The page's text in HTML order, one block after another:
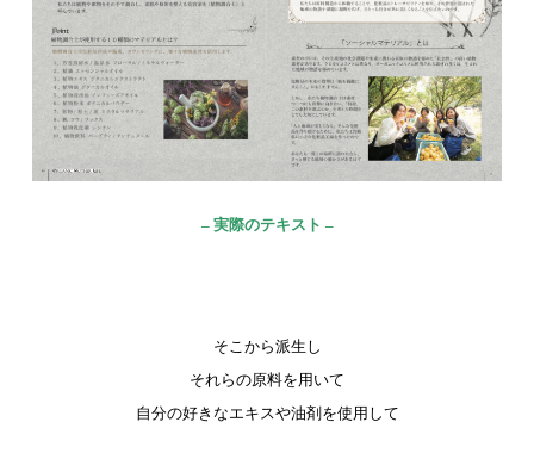
– 実際のテキスト –
そこから派生し
それらの原料を用いて
自分の好きなエキスや油剤を使用して